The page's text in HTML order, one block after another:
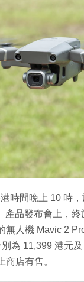
時間晚上 10 時
產品發布會上，
無人機 Mavic 2
為 11,399 港元
商店有售。